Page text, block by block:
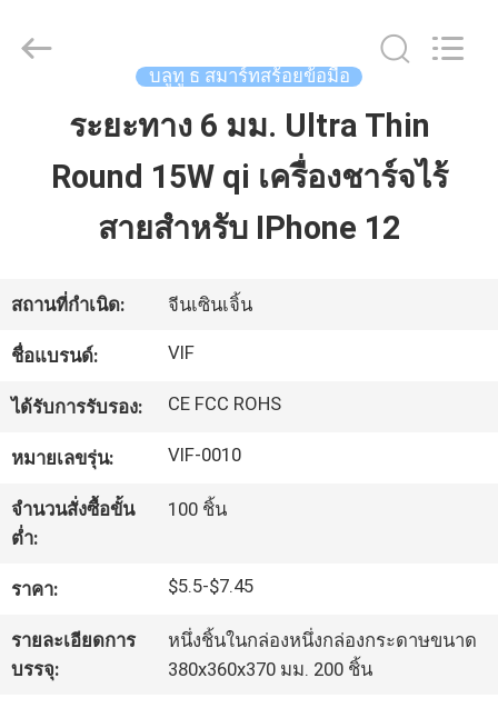
เกี่ยว
กับ
เรา
โรงงาน
คุณภาพ
Videoinfolder
Technology
บลูทู ธ สมาร์ทสร้อยข้อมือ
ระยะทาง 6 มม. Ultra Thin
Round 15W qi เครื่องชาร์จไร้
สายสำหรับ IPhone 12
สถานที่กำเนิด: จีนเซินเจิ้น
ชื่อแบรนด์: VIF
ได้รับการรับรอง: CE FCC ROHS
หมายเลขรุ่น: VIF-0010
จำนวนสั่งซื้อขั้น
ต่ำ:
100 ชิ้น
ราคา: $5.5-$7.45
รายละเอียดการ
บรรจุ:
หนึ่งชิ้นในกล่องหนึ่งกล่องกระดาษขนาด
380x360x370 มม. 200 ชิ้น